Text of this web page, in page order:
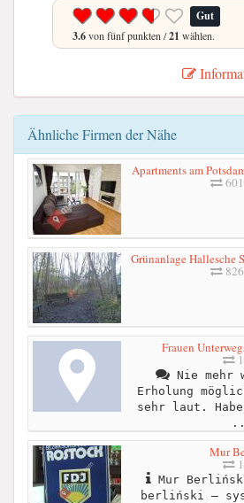
Gut
3.6von fünf punkten /21 wählen.
Ähnliche Firmen der Nähe
Apartments am
Grünanlage Hallesche
Frauen
Nie mehr
Erholung
sehr laut.
Mur
Mur
berliński –